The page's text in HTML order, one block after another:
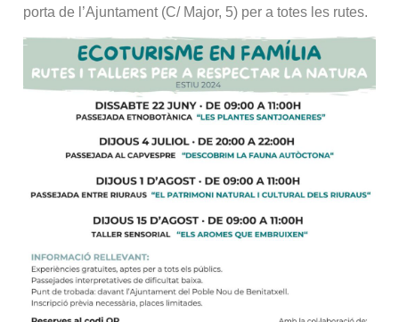
porta de l’Ajuntament (C/ Major, 5) per a totes les rutes.